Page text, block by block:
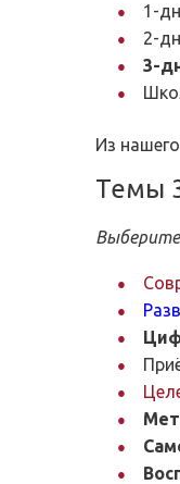
1-
2-
3-
Из
Темы